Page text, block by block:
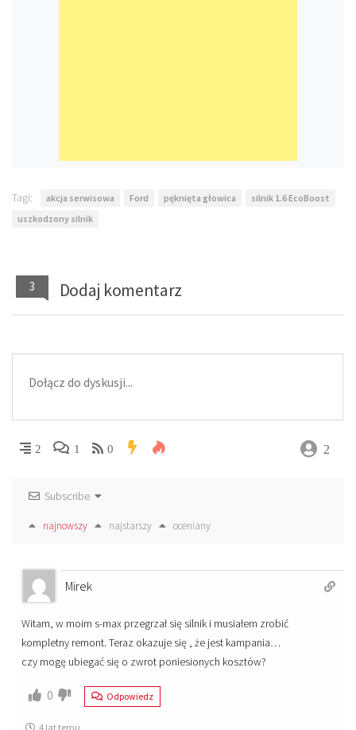
Tagi: akcja serwisowa Ford pęknięta głowica
silnik 1.6 EcoBoost
uszkodzony silnik
3 Dodaj komentarz
2 1 0 2
Subscribe
najnowszy najstarszy oceniany
Mirek
Witam, w moim s-max przegrzał się silnik i musiałem zrobić
kompletny remont. Teraz okazuje się , że jest kampania…
czy mogę ubiegać się o zwrot poniesionych kosztów?
0 Odpowiedz
4 lat temu